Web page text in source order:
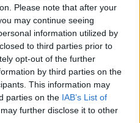
Please note that after your
may continue seeing
information utilized by
to third parties prior to
opt-out of the further
by third parties on the
This information may
parties on the IAB’s List of
further disclose it to other